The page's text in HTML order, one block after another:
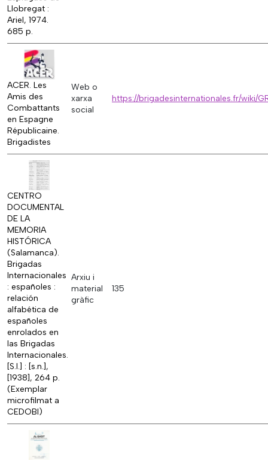
Llobregat :
Ariel, 1974.
685 p.
ACER. Les
Amis des
Combattants
en Espagne
Républicaine.
Brigadistes
Web o
xarxa
social
https://brigadesinternationales.fr/wiki/
CENTRO
DOCUMENTAL
DE LA
MEMORIA
HISTÓRICA
(Salamanca).
Brigadas
Internacionales
: españoles :
relación
alfabética de
españoles
enrolados en
las Brigadas
Internacionales.
[S.l.] : [s.n.],
[1938], 264 p.
(Exemplar
microfilmat a
CEDOBI)
Arxiu i
material
gràfic
135